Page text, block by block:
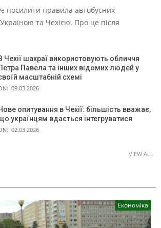
посилити правила автобусних
та Чехією. Про це після
Чехії шахраї використовують обличчя
Павела та інших відомих людей у
масштабній схемі
09.03.2026
опитування в Чехії: більшість вважає,
українцям вдається інтегруватися
02.03.2026
VIEW ALL
Економіка